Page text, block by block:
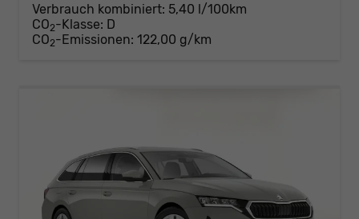
Verbrauch kombiniert: 5,40 l/100km
CO2-Klasse: D
CO2-Emissionen: 122,00 g/km